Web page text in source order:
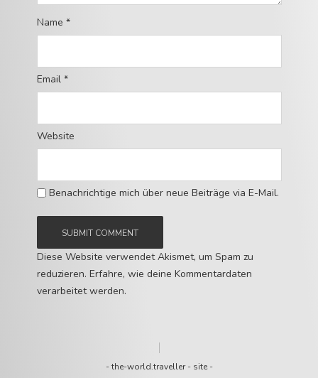
Name *
Email *
Website
Benachrichtige mich über neue Beiträge via E-Mail.
Diese Website verwendet Akismet, um Spam zu
reduzieren. Erfahre, wie deine Kommentardaten
verarbeitet werden.
-the-world.traveller- site-